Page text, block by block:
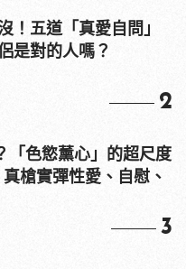
！五道「真愛自問」
是對的人嗎？
2
「色慾薰心」的超尺度
槍實彈性愛、自慰、
3